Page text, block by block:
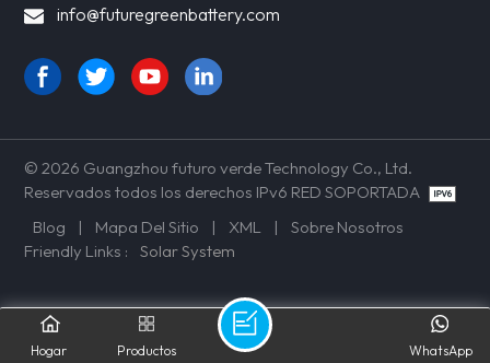
info@futuregreenbattery.com
© 2026 Guangzhou futuro verde Technology Co., Ltd.
Reservados todos los derechos IPv6 RED SOPORTADA
Blog
| Mapa Del Sitio | XML |
Sobre Nosotros
Friendly Links :
Solar System
Hogar Productos WhatsApp